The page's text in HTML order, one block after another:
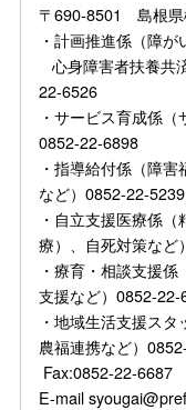
〒690-8501 島根県
・計画推進係（障が
心身障害者扶養共
22-6526
・サービス育成係
0852-22-6898
・指導給付係（障
など）0852-22-5239
・自立支援医療係
療）、自死対策など
・療育・相談支援
支援など）0852-22-
・地域生活支援スタ
農福連携など）
Fax:0852-22-6687
E-mail